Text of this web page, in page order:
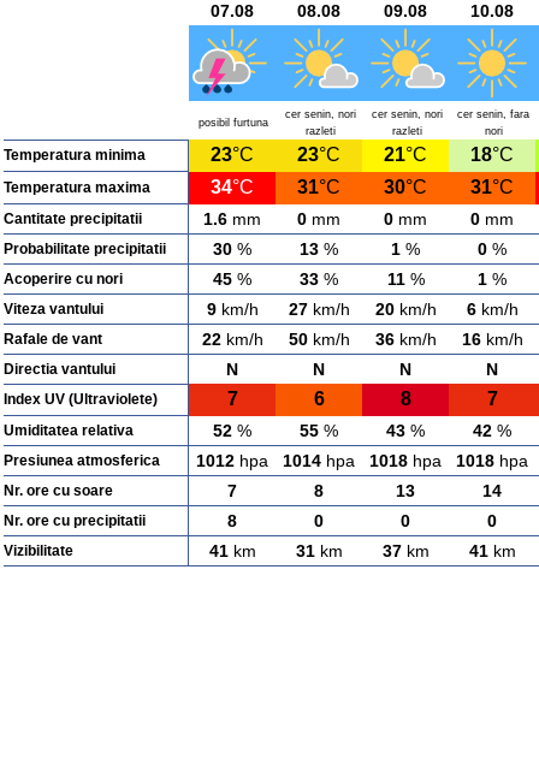
07.08 08.08 09.08 10.08
posibil furtuna
cer senin, nori
razleti
cer senin, nori
razleti
cer senin, fara
nori
Temperatura minima 23°C 23°C 21°C 18°C
Temperatura maxima 34°C 31°C 30°C 31°C
Cantitate precipitatii 1.6 mm 0 mm 0 mm 0 mm
Probabilitate precipitatii 30 % 13 % 1 % 0 %
Acoperire cu nori 45 % 33 % 11% 1 %
Viteza vantului 9km/h 27km/h 20km/h 6km/h
Rafale de vant 22km/h 50km/h 36km/h 16km/h
Directia vantului N N N N
Index UV (Ultraviolete) 7 6 8 7
Umiditatea relativa 52 % 55 % 43 % 42 %
Presiunea atmosferica 1012 hpa 1014 hpa 1018 hpa 1018 hpa
Nr. ore cu soare 7 8 13 14
Nr. ore cu precipitatii 8 0 0 0
Vizibilitate 41km 31km 37km 41km